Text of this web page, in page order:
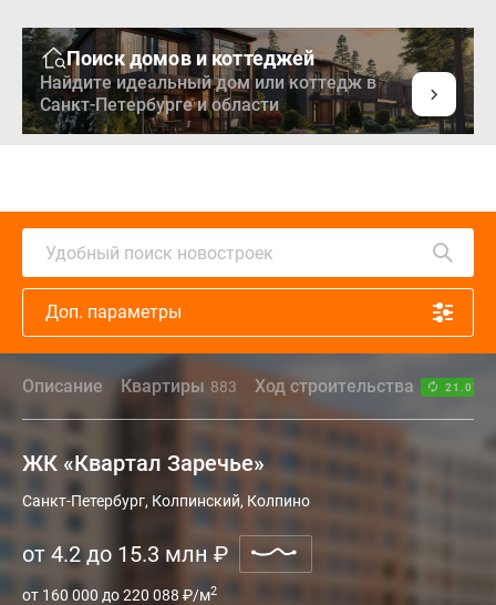
Поиск домов и коттеджей
Найдите идеальный дом или коттедж в
Санкт-Петербурге и области
Удобный поиск новостроек
Доп. параметры
Описание Квартиры 883 Ход строительства
ЖК «Квартал Заречье»
Санкт-Петербург, Колпинский, Колпино
от 4.2 до 15.3 млн ₽
от 160 000 до 220 088 ₽/м2